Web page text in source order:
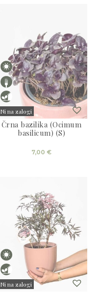
Ni na zalogi
Sold
Črna bazilika (Ocimum
basilicum) (S)
7,00 €
Ni na zalogi